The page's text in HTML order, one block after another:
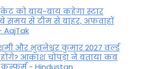
को बाय-बाय कहेगा स्टार
समय से टीम से बाहर, अफवाहों
AajTak
और भुवनेश्वर कुमार 2027 वर्ल्ड
आकाश चोपड़ा ने बताया कब
- Hindustan